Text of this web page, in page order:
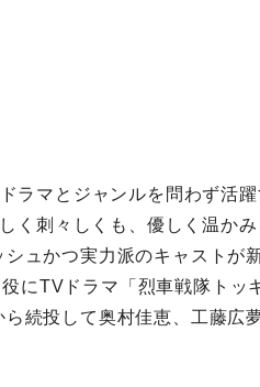
ラマとジャンルを問わず活
く刺々しくも、優しく温か
ュかつ実力派のキャストが
にTVドラマ「烈車戦隊トッ
続投して奥村佳恵、工藤広